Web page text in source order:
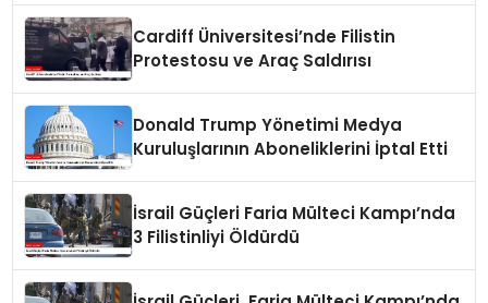
Cardiff Üniversitesi’nde Filistin
Protestosu ve Araç Saldırısı
Donald Trump Yönetimi Medya
Kuruluşlarının Aboneliklerini İptal Etti
İsrail Güçleri Faria Mülteci Kampı’nda
3 Filistinliyi Öldürdü